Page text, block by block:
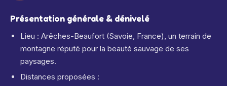
Présentation générale & dénivelé
Lieu : Arêches-Beaufort (Savoie, France), un terrain de
montagne réputé pour la beauté sauvage de ses
paysages.
Distances proposées :